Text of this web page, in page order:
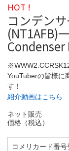
HOT !
コンデン
(NT1AFB)
YouTuberの皆様に
す！
紹介動画はこちら
ネット販売
価格（税込）
コメリカード番